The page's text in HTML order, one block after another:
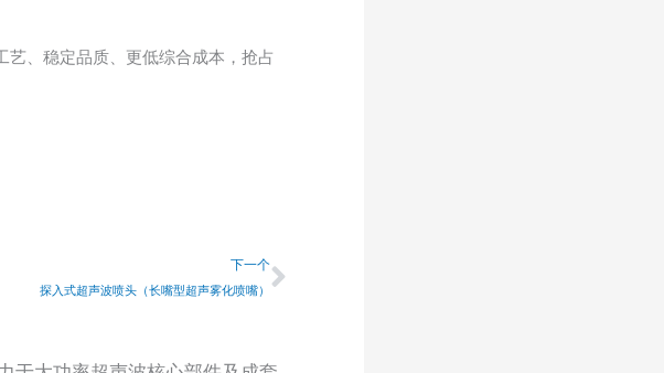
艺、稳定品质、更低综合成本，抢占
下一个
探入式超声波喷头（长嘴型超声雾化喷嘴）
下一个